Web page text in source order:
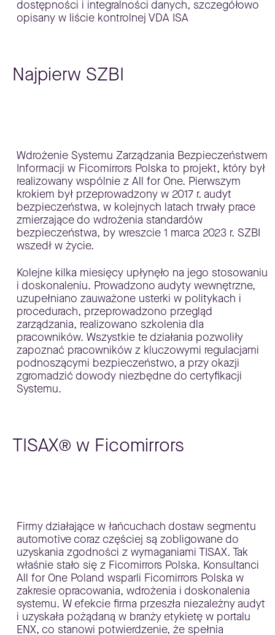
dostępności i integralności danych, szczegółowo
opisany w liście kontrolnej VDA ISA
Najpierw SZBI
Wdrożenie Systemu Zarządzania Bezpieczeństwem
Informacji w Ficomirrors Polska to projekt, który był
realizowany wspólnie z All for One. Pierwszym
krokiem był przeprowadzony w 2017 r. audyt
bezpieczeństwa, w kolejnych latach trwały prace
zmierzające do wdrożenia standardów
bezpieczeństwa, by wreszcie 1 marca 2023 r. SZBI
wszedł w życie.
Kolejne kilka miesięcy upłynęło na jego stosowaniu
i doskonaleniu. Prowadzono audyty wewnętrzne,
uzupełniano zauważone usterki w politykach i
procedurach, przeprowadzono przegląd
zarządzania, realizowano szkolenia dla
pracowników. Wszystkie te działania pozwoliły
zapoznać pracowników z kluczowymi regulacjami
podnoszącymi bezpieczeństwo, a przy okazji
zgromadzić dowody niezbędne do certyfikacji
Systemu.
TISAX® w Ficomirrors
Firmy działające w łańcuchach dostaw segmentu
automotive coraz częściej są zobligowane do
uzyskania zgodności z wymaganiami TISAX. Tak
właśnie stało się z Ficomirrors Polska. Konsultanci
All for One Poland wsparli Ficomirrors Polska w
zakresie opracowania, wdrożenia i doskonalenia
systemu. W efekcie firma przeszła niezależny audyt
i uzyskała pożądaną w branży etykietę w portalu
ENX, co stanowi potwierdzenie, że spełnia